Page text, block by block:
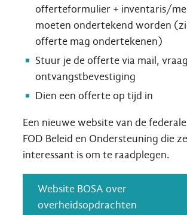
offerteformulier + inventaris/
moeten ondertekend worden
offerte mag ondertekenen)
Stuur je de offerte via mail,
ontvangstbevestiging
Dien een offerte op tijd in
Een nieuwe website van de
FOD Beleid en Ondersteuning die
interessant is om te raadplegen.
Website BOSA over
overheidsopdrachten